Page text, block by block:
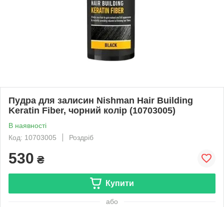
Пудра для залисин Nishman Hair Building
Keratin Fiber, чорний колір (10703005)
В наявності
Код: 10703005
Роздріб
530 ₴
Купити
або